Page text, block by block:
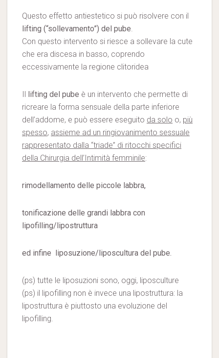
Questo effetto antiestetico si può risolvere con il
lifting (“sollevamento”) del pube.
Con questo intervento si riesce a sollevare la cute
che era discesa in basso, coprendo
eccessivamente la regione clitoridea
Il lifting del pube è un intervento che permette di
ricreare la forma sensuale della parte inferiore
dell’addome, e può essere eseguito da solo o, più
spesso, assieme ad un ringiovanimento sessuale
rappresentato dalla “triade” di ritocchi specifici
della Chirurgia dell’Intimità femminile:
rimodellamento delle piccole labbra,
tonificazione delle grandi labbra con
lipofilling/lipostruttura
ed infine liposuzione/liposcultura del pube.
(ps) tutte le liposuzioni sono, oggi, liposculture
(ps) il lipofilling non è invece una lipostruttura: la
lipostruttura è piuttosto una evoluzione del
lipofilling.